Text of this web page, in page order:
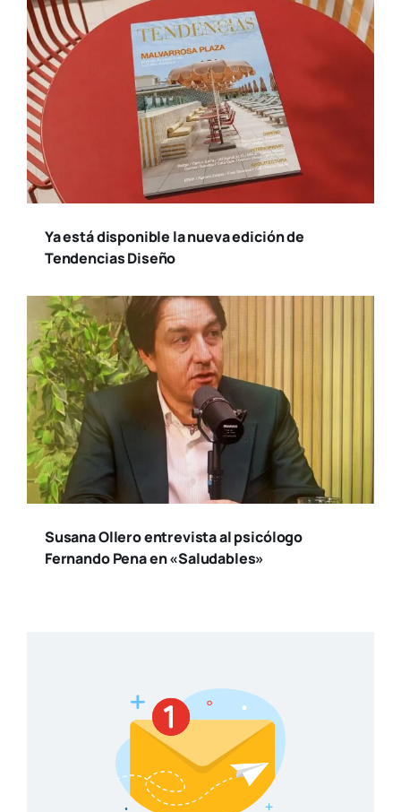
Ya está disponible la nueva edición de
Tendencias Diseño
Susana Ollero entrevista al psicólogo
Fernando Pena en «Saludables»